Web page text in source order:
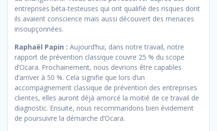
entreprises béta-testeuses qui ont qualifié des risques dont
ils avaient conscience mais aussi découvert des menaces
insoupçonnées.
Raphaël Papin : Aujourd’hui, dans notre travail, notre
rapport de prévention classique couvre 25 % du scope
d’Ocara. Prochainement, nous devrions être capables
d’arriver à 50 %. Cela signifie que lors d’un
accompagnement classique de prévention des entreprises
clientes, elles auront déjà amorcé la moitié de ce travail de
diagnostic. Ensuite, nous recommandons bien évidement
de poursuivre la démarche d’Ocara.